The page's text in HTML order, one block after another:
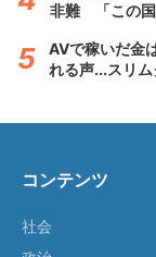
非難 「この国
AVで稼いだ金
れる声...スリム
コンテンツ
社会